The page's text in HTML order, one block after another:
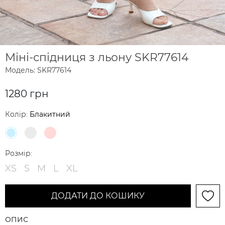
Міні-спідниця з льону SKR77614
Модель: SKR77614
1280 грн
Колір: Блакитний
Розмір:
XS S M L XL
ДОДАТИ ДО КОШИКУ
ОПИС